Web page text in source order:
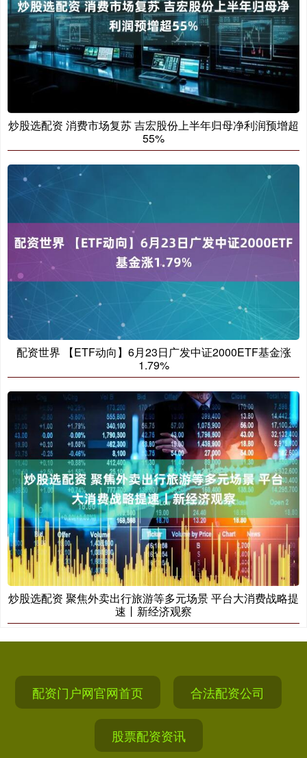
炒股选配资 消费市场复苏 吉宏股份上半年归母净利润预增超
55%
配资世界 【ETF动向】6月23日广发中证2000ETF基金涨
1.79%
炒股选配资 聚焦外卖出行旅游等多元场景 平台大消费战略提
速丨新经济观察
配资门户网官网首页 合法配资公司
股票配资资讯